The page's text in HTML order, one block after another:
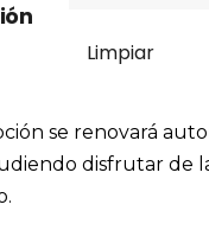
Limpiar
se renovará
disfrutar de